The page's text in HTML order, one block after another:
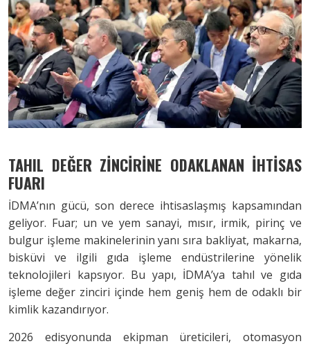
TAHIL DEĞER ZİNCİRİNE ODAKLANAN İHTİSAS
FUARI
İDMA’nın gücü, son derece ihtisaslaşmış kapsamından
geliyor. Fuar; un ve yem sanayi, mısır, irmik, pirinç ve
bulgur işleme makinelerinin yanı sıra bakliyat, makarna,
bisküvi ve ilgili gıda işleme endüstrilerine yönelik
teknolojileri kapsıyor. Bu yapı, İDMA’ya tahıl ve gıda
işleme değer zinciri içinde hem geniş hem de odaklı bir
kimlik kazandırıyor.
2026 edisyonunda ekipman üreticileri, otomasyon